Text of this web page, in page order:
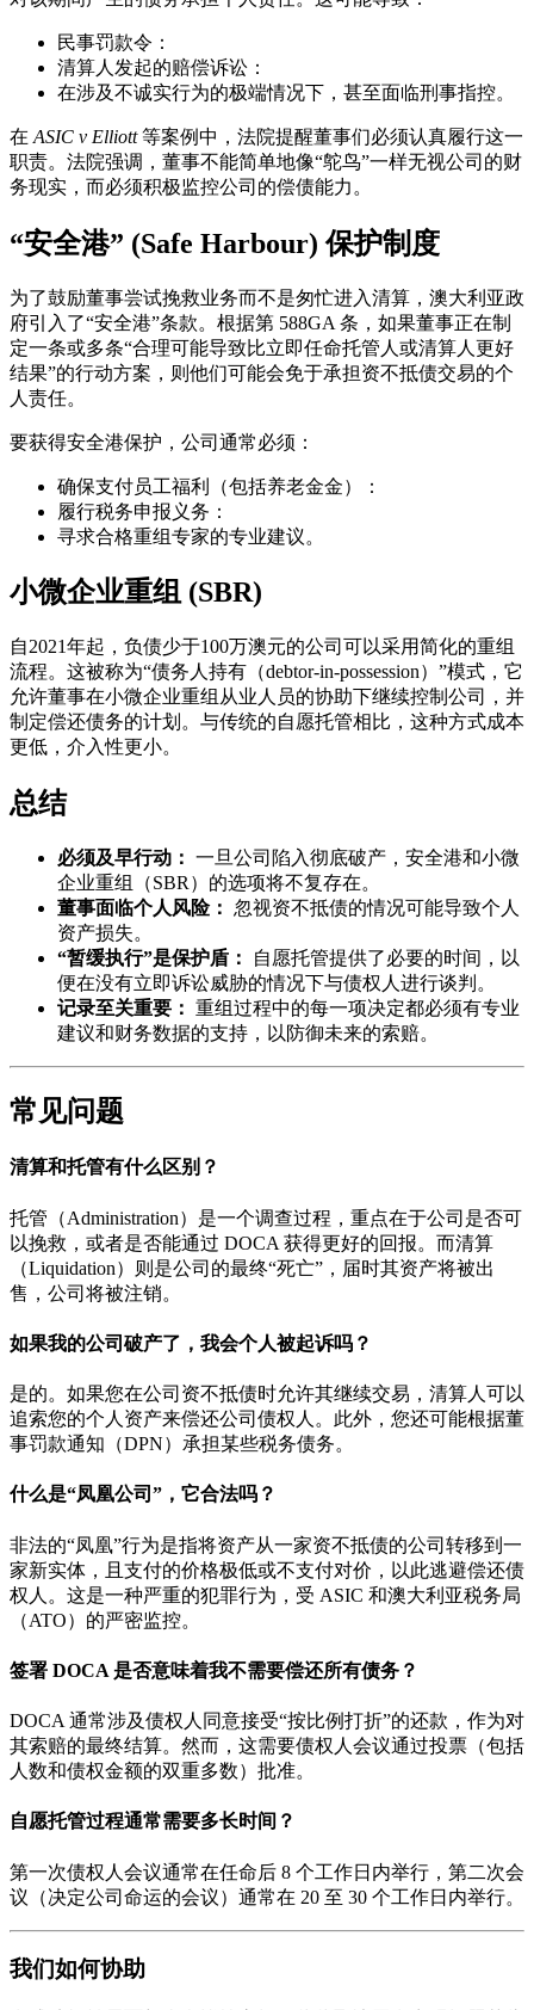
民事罚款令：
清算人发起的赔偿诉讼：
在涉及不诚实行为的极端情况下，甚至面临刑事指控。
在 ASIC v Elliott等案例中，法院提醒董事们必须认真履行这一
职责。法院强调，董事不能简单地像“鸵鸟”一样无视公司的财
务现实，而必须积极监控公司的偿债能力。
“安全港” (Safe Harbour) 保护制度
为了鼓励董事尝试挽救业务而不是匆忙进入清算，澳大利亚政
府引入了“安全港”条款。根据第 588GA 条，如果董事正在制
定一条或多条“合理可能导致比立即任命托管人或清算人更好
结果”的行动方案，则他们可能会免于承担资不抵债交易的个
人责任。
要获得安全港保护，公司通常必须：
确保支付员工福利（包括养老金金）：
履行税务申报义务：
寻求合格重组专家的专业建议。
小微企业重组 (SBR)
自2021年起，负债少于100万澳元的公司可以采用简化的重组
流程。这被称为“债务人持有（debtor-in-possession）”模式，它
允许董事在小微企业重组从业人员的协助下继续控制公司，并
制定偿还债务的计划。与传统的自愿托管相比，这种方式成本
更低，介入性更小。
总结
必须及早行动： 一旦公司陷入彻底破产，安全港和小微
企业重组（SBR）的选项将不复存在。
董事面临个人风险：
忽视资不抵债的情况可能导致个人
资产损失。
“暂缓执行”是保护盾：
自愿托管提供了必要的时间，以
便在没有立即诉讼威胁的情况下与债权人进行谈判。
记录至关重要： 重组过程中的每一项决定都必须有专业
建议和财务数据的支持，以防御未来的索赔。
常见问题
清算和托管有什么区别？
托管（Administration）是一个调查过程，重点在于公司是否可
以挽救，或者是否能通过 DOCA 获得更好的回报。而清算
（Liquidation）则是公司的最终“死亡”，届时其资产将被出
售，公司将被注销。
如果我的公司破产了，我会个人被起诉吗？
是的。如果您在公司资不抵债时允许其继续交易，清算人可以
追索您的个人资产来偿还公司债权人。此外，您还可能根据董
事罚款通知（DPN）承担某些税务债务。
什么是“凤凰公司”，它合法吗？
非法的“凤凰”行为是指将资产从一家资不抵债的公司转移到一
家新实体，且支付的价格极低或不支付对价，以此逃避偿还债
权人。这是一种严重的犯罪行为，受 ASIC 和澳大利亚税务局
（ATO）的严密监控。
签署 DOCA 是否意味着我不需要偿还所有债务？
DOCA 通常涉及债权人同意接受“按比例打折”的还款，作为对
其索赔的最终结算。然而，这需要债权人会议通过投票（包括
人数和债权金额的双重多数）批准。
自愿托管过程通常需要多长时间？
第一次债权人会议通常在任命后 8 个工作日内举行，第二次会
议（决定公司命运的会议）通常在 20 至 30 个工作日内举行。
我们如何协助